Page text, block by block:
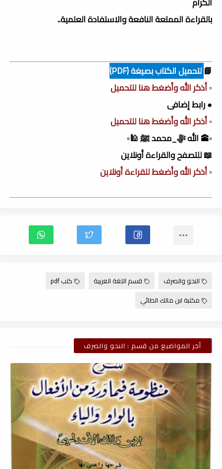
بالقراءة الممتعة النافعة والاستفادة العلمية..
📘لتحميل الكتاب بصيغة (PDF)
▫️ أذكر الله وأضغط هنا للتحميل
● رابط إضافى
▫️ أذكر الله وأضغط هنا للتحميل
▫️🕋 الله ﷻ_محمد ﷺ 🕌▫️
📖 للتصفح والقراءة أونلاين
▫️ أذكر الله وأضغط للقراءة أونلاين
النحو والصرف قسم اللغة العربية
كتب pdf
مكتبة ابن مالك الطائي
أخر المواضيع من قسم : النحو والصرف